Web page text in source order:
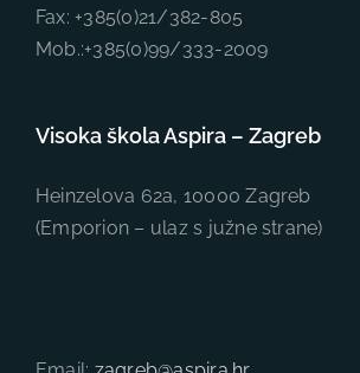
Fax: +385(0)21/382-805
Mob.:+385(0)99/333-2009
Visoka škola Aspira – Zagreb
Heinzelova 62a, 10000 Zagreb
(Emporion – ulaz s južne strane)